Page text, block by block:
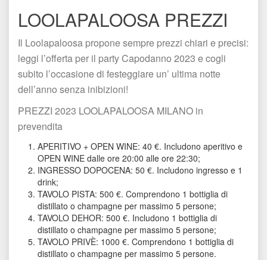
LOOLAPALOOSA PREZZI
Il Loolapaloosa propone sempre prezzi chiari e precisi:
leggi l’offerta per il party Capodanno 2023 e cogli
ubito l’occasione di festeggiare un’ ultima notte
dell’anno senza inibizioni!
PREZZI 2023 LOOLAPALOOSA MILANO in
prevendita
APERITIVO + OPEN WINE: 40 €. Includono aperitivo e
OPEN WINE dalle ore 20:00 alle ore 22:30;
INGRESSO DOPOCENA: 50 €. Includono ingresso e 1
drink;
TAVOLO PISTA: 500 €. Comprendono 1 bottiglia di
distillato o champagne per massimo 5 persone;
TAVOLO DEHOR: 500 €. Includono 1 bottiglia di
distillato o champagne per massimo 5 persone;
TAVOLO PRIVÈ: 1000 €. Comprendono 1 bottiglia di
distillato o champagne per massimo 5 persone.